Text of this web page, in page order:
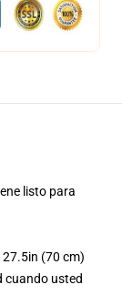
listo para
27.5in (70 cm)
cuando usted